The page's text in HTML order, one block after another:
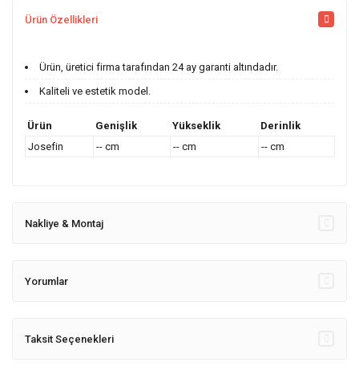
Ürün Özellikleri
Ürün, üretici firma tarafından 24 ay garanti altındadır.
Kaliteli ve estetik model.
Ürün Genişlik Yükseklik
Derinlik
Josefin
-- cm -- cm -- cm
Nakliye & Montaj
Yorumlar
Taksit Seçenekleri